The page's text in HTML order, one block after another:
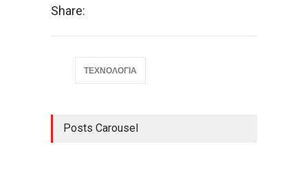
Share:
ΤΕΧΝΟΛΟΓΙΑ
Posts Carousel